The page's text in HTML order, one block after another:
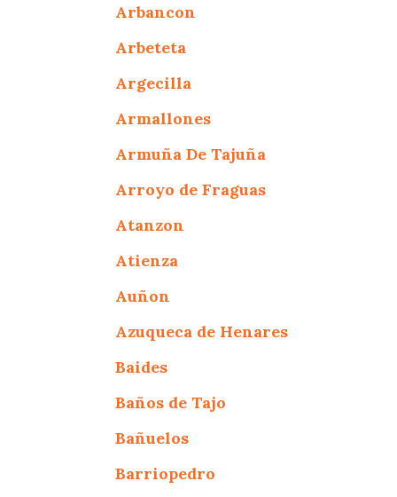
Arbancon
Arbeteta
Argecilla
Armallones
Armuña De Tajuña
Arroyo de Fraguas
Atanzon
Atienza
Auñon
Azuqueca de Henares
Baides
Baños de Tajo
Bañuelos
Barriopedro